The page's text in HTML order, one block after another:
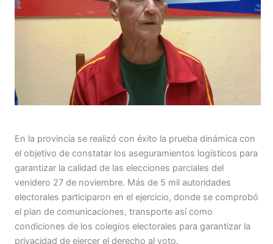
En la provincia se realizó con éxito la prueba dinámica con
el objetivo de constatar los aseguramientos logísticos para
garantizar la calidad de las elecciones parciales del
venidero 27 de noviembre. Más de 5 mil autoridades
electorales participaron en el ejercicio, donde se comprobó
el plan de comunicaciones, transporte así como
condiciones de los colegios electorales para garantizar la
privacidad de ejercer el derecho al voto.